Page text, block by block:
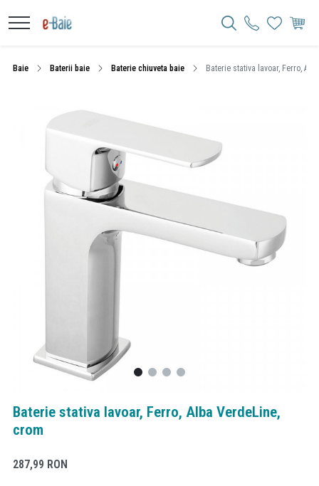
Baie Baterii baie Baterie chiuveta baie Baterie stativa lavoar, Ferro,
Baterie stativa lavoar, Ferro, Alba VerdeLine,
crom
287,99 RON